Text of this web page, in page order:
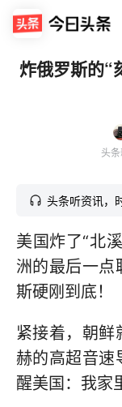
炸俄罗斯的“
头
头条听资讯，
美国炸了“北
洲的最后一点
斯硬刚到底！
紧接着，朝鲜
赫的高超音速
醒美国：我家